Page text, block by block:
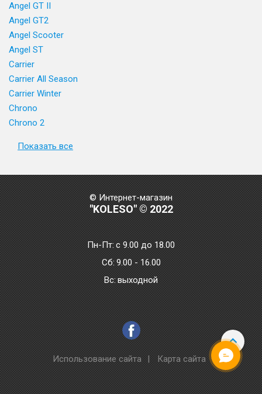
Angel GT II
Angel GT2
Angel Scooter
Angel ST
Carrier
Carrier All Season
Carrier Winter
Chrono
Chrono 2
Показать все
© Интернет-магазин
"KOLESO" © 2022
Пн-Пт:с 9.00 до 18.00
Сб: 9.00 - 16.00
Bc: выходной
Использование сайта | Карта сайта